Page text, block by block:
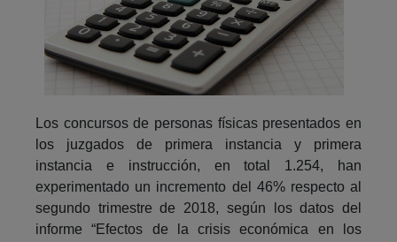
Los concursos de personas físicas presentados en
los juzgados de primera instancia y primera
instancia e instrucción, en total 1.254, han
experimentado un incremento del 46% respecto al
segundo trimestre de 2018, según los datos del
informe “Efectos de la crisis económica en los